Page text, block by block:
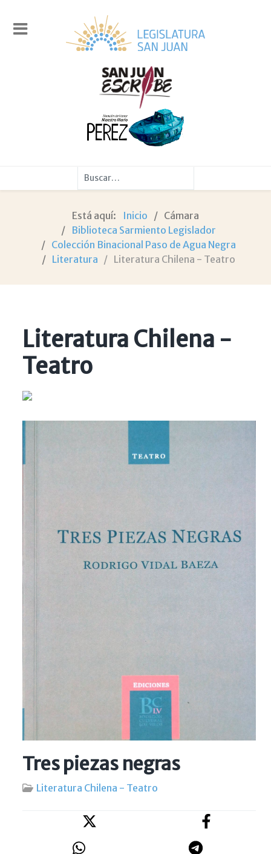
Buscar
Está aquí: Inicio
Cámara
Biblioteca Sarmiento Legislador
Colección Binacional Paso de Agua Negra
Literatura
Literatura Chilena - Teatro
Literatura Chilena -
Teatro
Tres piezas negras
Literatura Chilena - Teatro